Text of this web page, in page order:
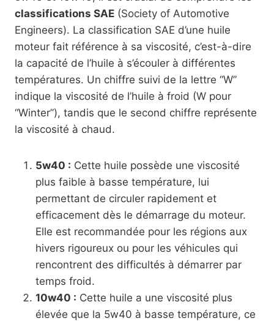
classifications SAE (Society of Automotive
Engineers). La classification SAE d’une huile
moteur fait référence à sa viscosité, c’est-à-dire
la capacité de l’huile à s’écouler à différentes
températures. Un chiffre suivi de la lettre “W”
indique la viscosité de l’huile à froid (W pour
“Winter”), tandis que le second chiffre représente
la viscosité à chaud.
5w40 : Cette huile possède une viscosité
plus faible à basse température, lui
permettant de circuler rapidement et
efficacement dès le démarrage du moteur.
Elle est recommandée pour les régions aux
hivers rigoureux ou pour les véhicules qui
rencontrent des difficultés à démarrer par
temps froid.
10w40 : Cette huile a une viscosité plus
élevée que la 5w40 à basse température, ce